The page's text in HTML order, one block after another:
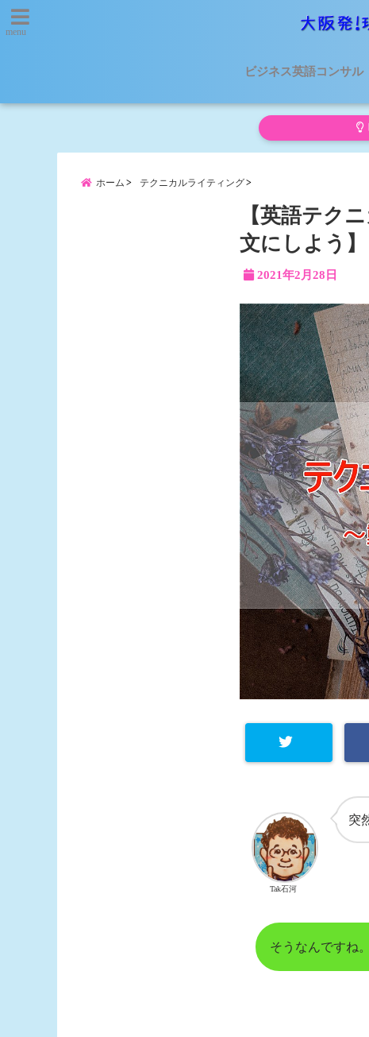
menu
ビジネス英語コンサル
ホーム テクニカルライティング
【英語テク
文にしよう】
2021年2月28日
突
Tak石河
そうなんですね